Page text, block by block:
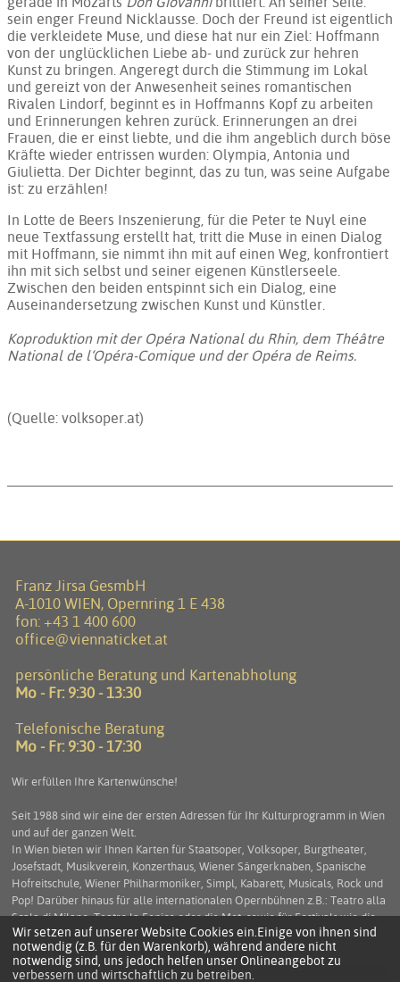
sein enger Freund Nicklausse. Doch der Freund ist eigentlich
die verkleidete Muse, und diese hat nur ein Ziel: Hoffmann
von der unglücklichen Liebe ab- und zurück zur hehren
Kunst zu bringen. Angeregt durch die Stimmung im Lokal
und gereizt von der Anwesenheit seines romantischen
Rivalen Lindorf, beginnt es in Hoffmanns Kopf zu arbeiten
und Erinnerungen kehren zurück. Erinnerungen an drei
Frauen, die er einst liebte, und die ihm angeblich durch böse
Kräfte wieder entrissen wurden: Olympia, Antonia und
Giulietta. Der Dichter beginnt, das zu tun, was seine Aufgabe
ist: zu erzählen!
In Lotte de Beers Inszenierung, für die Peter te Nuyl eine
neue Textfassung erstellt hat, tritt die Muse in einen Dialog
mit Hoffmann, sie nimmt ihn mit auf einen Weg, konfrontiert
ihn mit sich selbst und seiner eigenen Künstlerseele.
Zwischen den beiden entspinnt sich ein Dialog, eine
Auseinandersetzung zwischen Kunst und Künstler.
Koproduktion mit der Opéra National du Rhin, dem Théâtre
National de l‘Opéra-Comique und der Opéra de Reims.
(Quelle: volksoper.at)
Franz Jirsa GesmbH
A-1010 WIEN, Opernring 1 E 438
fon: +43 1 400 600
office@viennaticket.at
persönliche Beratung und Kartenabholung
Mo - Fr: 9:30 - 13:30
Telefonische Beratung
Mo - Fr: 9:30 - 17:30
Wir erfüllen Ihre Kartenwünsche!
Seit 1988 sind wir eine der ersten Adressen für Ihr Kulturprogramm in Wien
und auf der ganzen Welt.
In Wien bieten wir Ihnen Karten für Staatsoper, Volksoper, Burgtheater,
Josefstadt, Musikverein, Konzerthaus, Wiener Sängerknaben, Spanische
Hofreitschule, Wiener Philharmoniker, Simpl, Kabarett, Musicals, Rock und
Pop! Darüber hinaus für alle internationalen Opernbühnen z.B.: Teatro alla
Scala di Milano, Teatro la Fenice oder die Met, sowie für Festivals wie die
Salzburger Festspiele, die Arena di Verona und viele mehr. Service und
Beratung stehen an erster Stelle um Ihnen einen unbeschwerten
Kulturgenuss zu ermöglichen.
Wir setzen auf unserer Website Cookies ein.Einige von ihnen sind
notwendig (z.B. für den Warenkorb), während andere nicht
notwendig sind, uns jedoch helfen unser Onlineangebot zu
verbessern und wirtschaftlich zu betreiben.